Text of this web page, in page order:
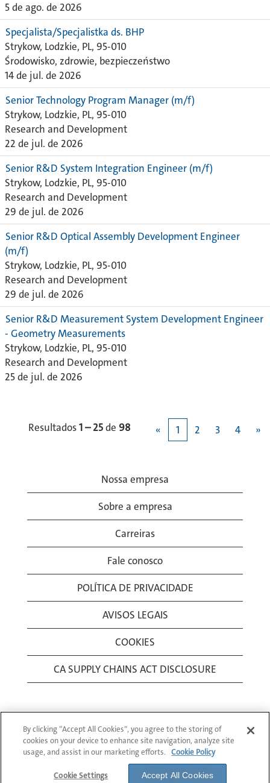
5 de ago. de 2026
Specjalista/Specjalistka ds. BHP
Strykow, Lodzkie, PL, 95-010
Środowisko, zdrowie, bezpieczeństwo
14 de jul. de 2026
Senior Technology Program Manager (m/f)
Strykow, Lodzkie, PL, 95-010
Research and Development
22 de jul. de 2026
Senior R&D System Integration Engineer (m/f)
Strykow, Lodzkie, PL, 95-010
Research and Development
29 de jul. de 2026
Senior R&D Optical Assembly Development Engineer
(m/f)
Strykow, Lodzkie, PL, 95-010
Research and Development
29 de jul. de 2026
Senior R&D Measurement System Development Engineer
- Geometry Measurements
Strykow, Lodzkie, PL, 95-010
Research and Development
25 de jul. de 2026
Resultados1 – 25de 98 « 1 2 3 4 »
Nossa empresa
Sobre a empresa
Carreiras
Fale conosco
POLÍTICA DE PRIVACIDADE
AVISOS LEGAIS
COOKIES
CA SUPPLY CHAINS ACT DISCLOSURE
© 1994-2026 Corning Incorporated All Rights
Reserved.
By clicking “Accept All Cookies”, you agree to the storing of
cookies on your device to enhance site navigation, analyze site
usage, and assist in our marketing efforts.
Cookie Policy
Cookie Settings Accept All Cookies